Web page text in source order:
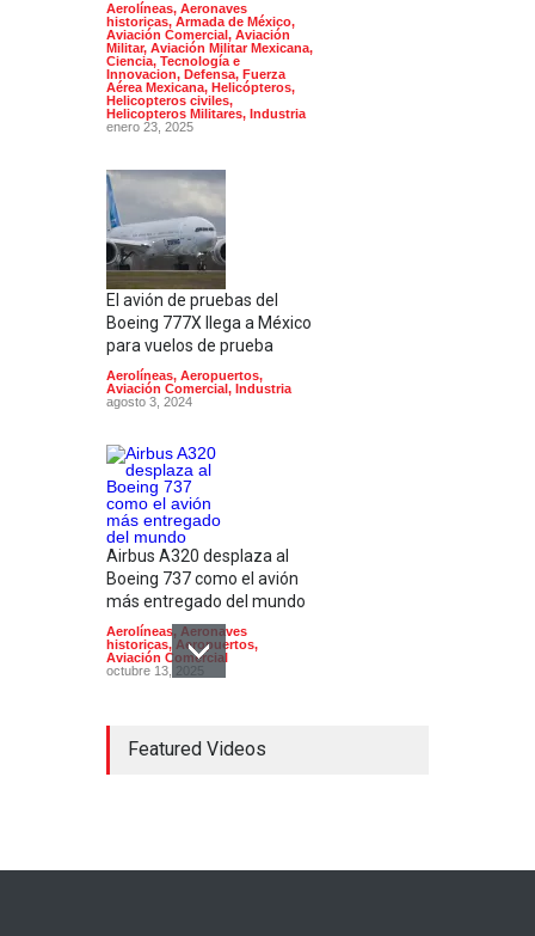
Aerolíneas, Aeronaves
historicas, Armada de México,
Aviación Comercial, Aviación
Militar, Aviación Militar Mexicana,
Ciencia, Tecnología e
Innovacion, Defensa, Fuerza
Aérea Mexicana, Helicópteros,
Helicopteros civiles,
Helicopteros Militares, Industria
enero 23, 2025
El avión de pruebas del
Boeing 777X llega a México
para vuelos de prueba
Aerolíneas, Aeropuertos,
Aviación Comercial, Industria
agosto 3, 2024
Airbus A320 desplaza al
Boeing 737 como el avión
más entregado del mundo
Aerolíneas, Aeronaves
historicas, Aeropuertos,
Aviación Comercial
octubre 13, 2025
Aeroméxico cambia de
Featured Videos